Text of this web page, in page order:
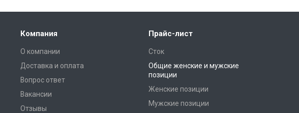
Компания
О компании
Доставка и оплата
Вопрос ответ
Вакансии
Отзывы
Прайс-лист
Сток
Общие женские и мужские
позиции
Женские позиции
Мужские позиции